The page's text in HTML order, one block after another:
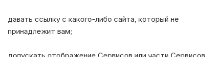
давать ссылку с какого-либо сайта, который не
принадлежит вам;